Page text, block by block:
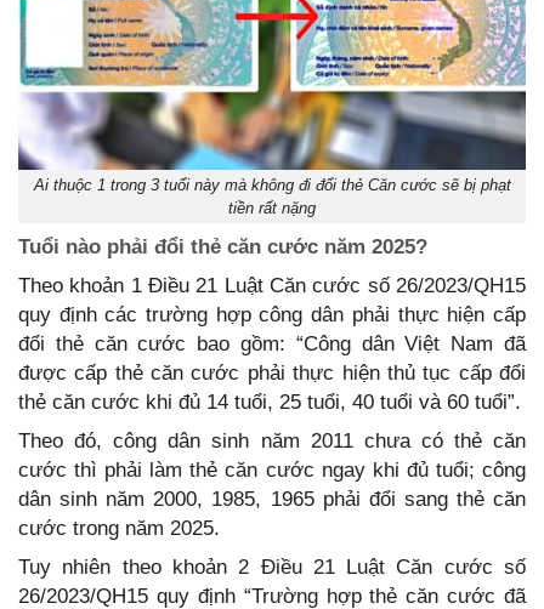
Ai thuộc 1 trong 3 tuổi này mà không đi đổi thẻ Căn cước sẽ bị phạt
tiền rất nặng
Tuổi nào phải đổi thẻ căn cước năm 2025?
Theo khoản 1 Điều 21 Luật Căn cước số 26/2023/QH15
quy định các trường hợp công dân phải thực hiện cấp
đổi thẻ căn cước bao gồm: “Công dân Việt Nam đã
được cấp thẻ căn cước phải thực hiện thủ tục cấp đổi
thẻ căn cước khi đủ 14 tuổi, 25 tuổi, 40 tuổi và 60 tuổi”.
Theo đó, công dân sinh năm 2011 chưa có thẻ căn
cước thì phải làm thẻ căn cước ngay khi đủ tuổi; công
dân sinh năm 2000, 1985, 1965 phải đổi sang thẻ căn
cước trong năm 2025.
Tuy nhiên theo khoản 2 Điều 21 Luật Căn cước số
26/2023/QH15 quy định “Trường hợp thẻ căn cước đã